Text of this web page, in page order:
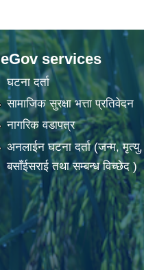
eGov services
घटना दर्ता
सामाजिक सुरक्षा भत्ता प्रतिवेदन
नागरिक वडापत्र
अनलाईन घटना दर्ता (जन्म, मृत्यु,
बसाँईसराई तथा सम्बन्ध विच्छेद )